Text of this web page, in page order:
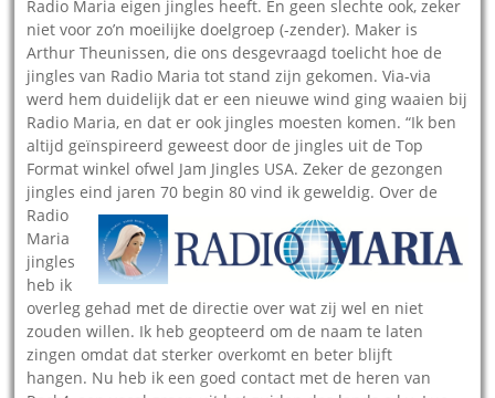
Radio Maria eigen jingles heeft. En geen slechte ook, zeker
niet voor zo’n moeilijke doelgroep (-zender). Maker is
Arthur Theunissen, die ons desgevraagd toelicht hoe de
jingles van Radio Maria tot stand zijn gekomen. Via-via
werd hem duidelijk dat er een nieuwe wind ging waaien bij
Radio Maria, en dat er ook jingles moesten komen. “Ik ben
altijd geïnspireerd geweest door de jingles uit de Top
Format winkel ofwel Jam Jingles USA. Zeker de gezongen
jingles eind jaren 70 begin 80 vind ik geweldig. Over de
Radio
Maria
jingles
heb ik
overleg gehad met de directie over wat zij wel en niet
zouden willen. Ik heb geopteerd om de naam te laten
zingen omdat dat sterker overkomt en beter blijft
hangen. Nu heb ik een goed contact met de heren van